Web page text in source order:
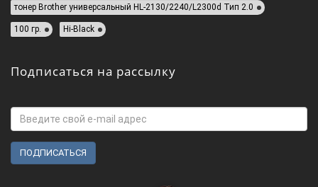
тонер Brother универсальный HL-2130/2240/L2300d Тип 2.0
100 гр. Hi-Black
Подписаться на рассылку